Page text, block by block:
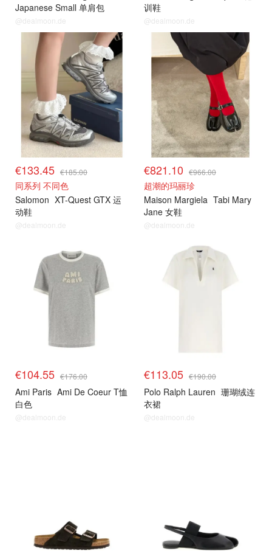
Japanese Small 单肩包
@dealmoon.de
训鞋
@dealmoon.de
€133.45 €185.00
同系列 不同色
Salomon XT-Quest GTX 运
动鞋
@dealmoon.de
€821.10 €966.00
超潮的玛丽珍
Maison Margiela Tabi Mary
Jane 女鞋
@dealmoon.de
€104.55 €176.00
Ami Paris Ami De Coeur T恤
白色
@dealmoon.de
€113.05 €190.00
Polo Ralph Lauren 珊瑚绒连
衣裙
@dealmoon.de